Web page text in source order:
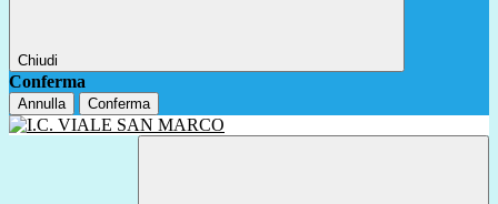
Chiudi
Conferma
Annulla Conferma